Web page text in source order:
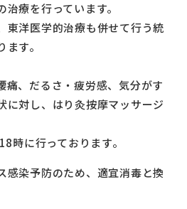
療を行っています。
東洋医学的治療も併せて行う統
す。
痛、だるさ・疲労感、気分がす
に対し、はり灸按摩マッサージ
時に行っております。
感染予防のため、適宜消毒と換